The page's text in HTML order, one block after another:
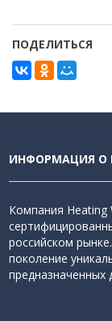
ПОДЕЛИТЬСЯ
ИНФОРМАЦИЯ О
Компания
российском
поколение
предназначенных